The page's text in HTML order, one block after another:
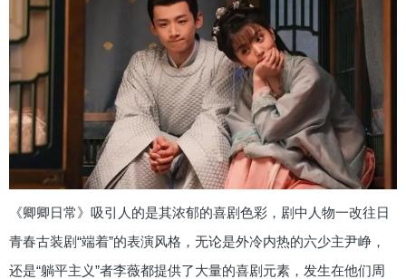
《卿卿日常》吸引人的是其浓郁的喜剧色彩，剧中人物一改往日
青春古装剧“端着”的表演风格，无论是外冷内热的六少主尹峥，
还是“躺平主义”者李薇都提供了大量的喜剧元素，发生在他们周